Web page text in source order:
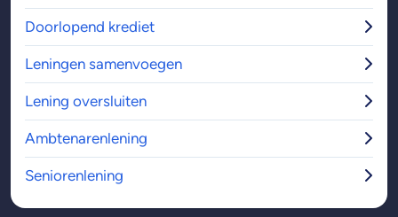
Doorlopend krediet
Leningen samenvoegen
Lening oversluiten
Ambtenarenlening
Seniorenlening